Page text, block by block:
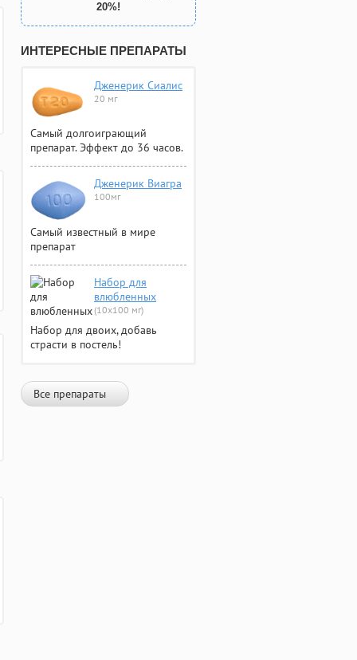
20%!
ИНТЕРЕСНЫЕ ПРЕПАРАТЫ
Дженерик Сиалис
20 мг
Самый долгоиграющий
препарат. Эффект до 36 часов.
Дженерик Виагра
100мг
Самый известный в мире
препарат
Набор для
влюбленных
(10х100 мг)
Набор для двоих, добавь
страсти в постель!
Все препараты